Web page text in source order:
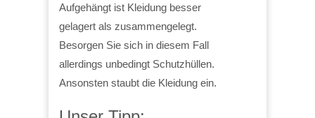
Aufgehängt ist Kleidung besser
gelagert als zusammengelegt.
Besorgen Sie sich in diesem Fall
allerdings unbedingt Schutzhüllen.
Ansonsten staubt die Kleidung ein.